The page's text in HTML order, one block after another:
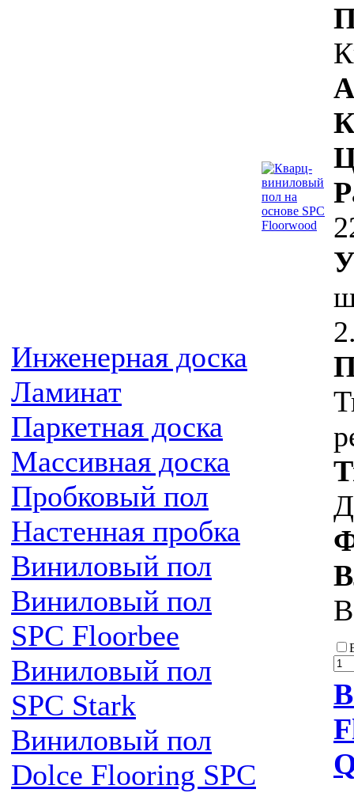
Инженерная доска
Ламинат
Паркетная доска
Массивная доска
Пробковый пол
Настенная пробка
Виниловый пол
Виниловый пол
SPC Floorbee
Виниловый пол
SPC Stark
Виниловый пол
Dolce Flooring SPC